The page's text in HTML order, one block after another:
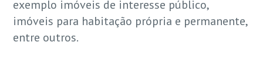
exemplo imóveis de interesse público,
imóveis para habitação própria e permanente,
entre outros.